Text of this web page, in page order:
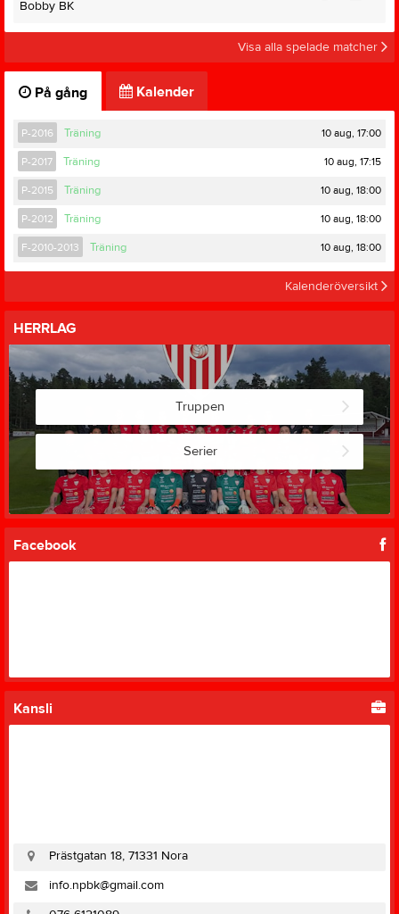
Bobby BK
Visa alla spelade matcher
På gång Kalender
P-2016 Träning 10 aug, 17:00
P-2017 Träning 10 aug, 17:15
P-2015 Träning 10 aug, 18:00
P-2012 Träning 10 aug, 18:00
F-2010-2013 Träning 10 aug, 18:00
Kalenderöversikt
HERRLAG
Truppen
Serier
Facebook
Kansli
Prästgatan 18, 71331 Nora
info.npbk@gmail.com